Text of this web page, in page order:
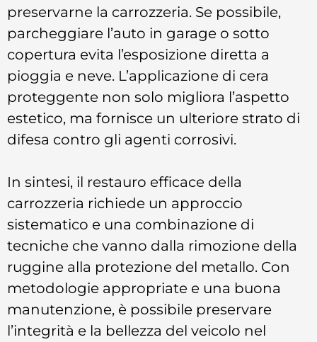
preservarne la carrozzeria. Se possibile,
parcheggiare l’auto in garage o sotto
copertura evita l’esposizione diretta a
pioggia e neve. L’applicazione di cera
proteggente non solo migliora l’aspetto
estetico, ma fornisce un ulteriore strato di
difesa contro gli agenti corrosivi.
In sintesi, il restauro efficace della
carrozzeria richiede un approccio
sistematico e una combinazione di
tecniche che vanno dalla rimozione della
ruggine alla protezione del metallo. Con
metodologie appropriate e una buona
manutenzione, è possibile preservare
l’integrità e la bellezza del veicolo nel